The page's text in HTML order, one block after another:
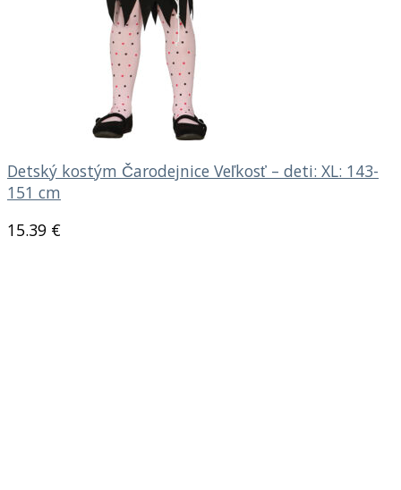
Detský kostým Čarodejnice Veľkosť – deti: XL: 143-
151 cm
15.39 €